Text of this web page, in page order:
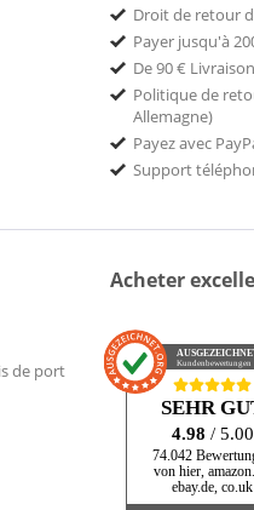
Droit de retour
Payer jusqu'à
De 90 €
Politique de
Allemagne)
Payez avec
Support
de port
Acheter
Kundenbewertungen
SEHR
4.98 / 5.00
74.042
von hier,
ebay.de, co.uk